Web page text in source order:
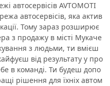
автосервісів AVTOMOTI
автосервісів, яка актив
Тому зараз розширює
з продажу в місті Мукаче
з людьми, ти вмієш
від результату у про
в команді. Ти будеш допо
рішення для їхніх автом